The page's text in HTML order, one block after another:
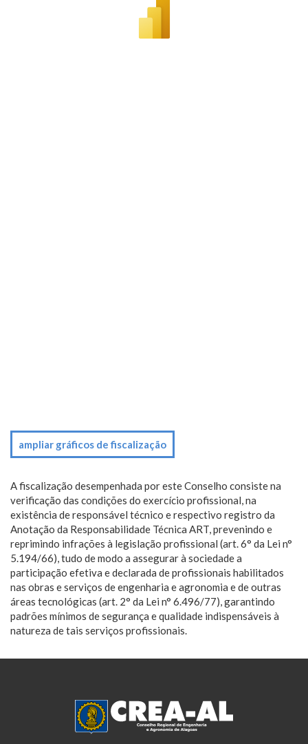
ampliar gráficos de fiscalização
A fiscalização desempenhada por este Conselho consiste na
verificação das condições do exercício profissional, na
existência de responsável técnico e respectivo registro da
Anotação da Responsabilidade Técnica ART, prevenindo e
reprimindo infrações à legislação profissional (art. 6° da Lei n°
5.194/66), tudo de modo a assegurar à sociedade a
participação efetiva e declarada de profissionais habilitados
nas obras e serviços de engenharia e agronomia e de outras
áreas tecnológicas (art. 2° da Lei n° 6.496/77), garantindo
padrões mínimos de segurança e qualidade indispensáveis à
natureza de tais serviços profissionais.